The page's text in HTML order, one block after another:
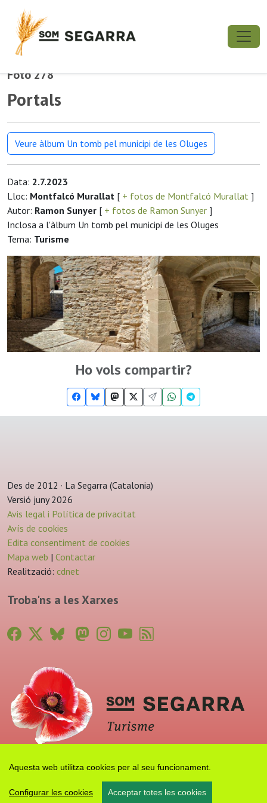
Aquesta web utilitza cookies per al seu funcionament.
Configurar les cookies Acceptar totes les cookies
Foto 278
Portals
Veure àlbum Un tomb pel municipi de les Oluges
Data: 2.7.2023
Lloc: Montfalcó Murallat [ + fotos de Montfalcó Murallat ]
Autor: Ramon Sunyer [ + fotos de Ramon Sunyer ]
Inclosa a l'àlbum Un tomb pel municipi de les Oluges
Tema: Turisme
Ho vols compartir?
Des de 2012 · La Segarra (Catalonia)
Versió juny 2026
Avis legal i Política de privacitat
Avís de cookies
Edita consentiment de cookies
Mapa web | Contactar
Realització: cdnet
Troba'ns a les Xarxes